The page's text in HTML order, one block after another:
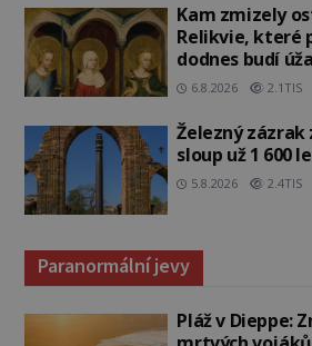
Kam zmizely
Relikvie, které
dodnes budí
6.8.2026 2.1TIS
Železný zázrak
sloup už 1 600
5.8.2026 2.4TIS
Paranormální jevy
Pláž v Dieppe: